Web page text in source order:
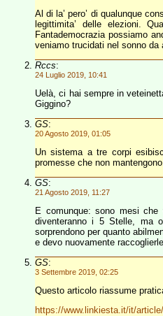
Al di la’ pero’ di qualunque
legittimita’ delle elezioni.
Fantademocrazia possiamo
veniamo trucidati nel sonno
Rccs:
24 Luglio 2019, 10:41
Uelà, ci hai sempre in
Giggino?
GS:
20 Agosto 2019, 01:05
Un sistema a tre corpi
promesse che non
GS:
21 Agosto 2019, 11:27
E comunque: sono mesi
diventeranno i 5 Stelle, ma
sorprendono per quanto
e devo nuovamente
GS:
3 Settembre 2019, 02:25
Questo articolo riassume
https://www.linkiesta.it/it/